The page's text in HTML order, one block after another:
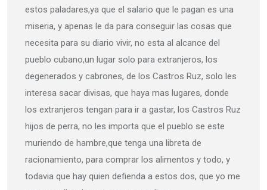
estos paladares,ya que el salario que le pagan es una
miseria, y apenas le da para conseguir las cosas que
necesita para su diario vivir, no esta al alcance del
pueblo cubano,un lugar solo para extranjeros, los
degenerados y cabrones, de los Castros Ruz, solo les
interesa sacar divisas, que haya mas lugares, donde
los extranjeros tengan para ir a gastar, los Castros Ruz
hijos de perra, no les importa que el pueblo se este
muriendo de hambre,que tenga una libreta de
racionamiento, para comprar los alimentos y todo, y
todavia que hay quien defienda a estos dos, que yo me